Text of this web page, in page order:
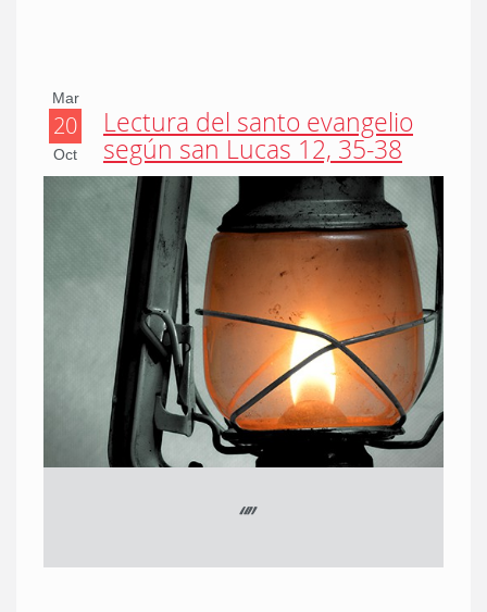
Mar
20
Oct
Lectura del santo evangelio
según san Lucas 12, 35-38
“”